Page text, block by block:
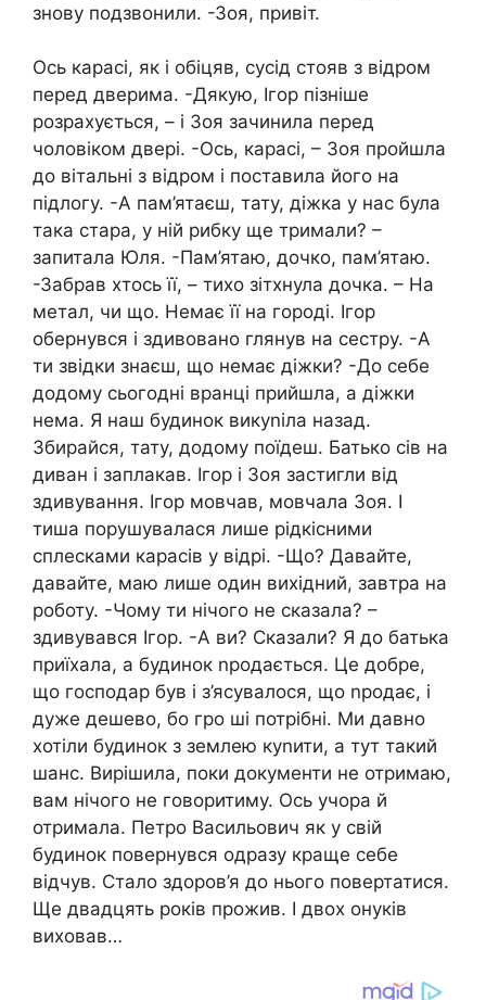
знову подзвонили. -Зоя, привіт.
Ось карасі, як і обіцяв, сусід стояв з відром
перед дверима. -Дякую, Ігор пізніше
розрахується, – і Зоя зачинила перед
чоловіком двері. -Ось, карасі, – Зоя пройшла
до вітальні з відром і поставила його на
підлогу. -А пам’ятаєш, тату, діжка у нас була
така стара, у ній рибку ще тримали? –
запитала Юля. -Пам’ятаю, дочко, пам’ятаю.
-Забрав хтось її, – тихо зітхнула дочка. – На
метал, чи що. Немає її на городі. Ігор
обернувся і здивовано глянув на сестру. -А
ти звідки знаєш, що немає діжки? -До себе
додому сьогодні вранці прийшла, а діжки
нема. Я наш будинок викуniла назад.
Збирайся, тату, додому поїдеш. Батько сів на
диван і заплакав. Ігор і Зоя застигли від
здивування. Ігор мовчав, мовчала Зоя. І
тиша порушувалася лише рідкісними
сплесками карасів у відрі. -Що? Давайте,
давайте, маю лише один вихідний, завтра на
роботу. -Чому ти нічого не сказала? –
здивувався Ігор. -А ви? Сказали? Я до батька
приїхала, а будинок nродається. Це добре,
що господар був і з’ясувалося, що nродає, і
дуже дешево, бо гро ші потрібні. Ми давно
хотіли будинок з землею куnити, а тут такий
шанс. Вирішила, поки документи не отримаю,
вам нічого не говоритиму. Ось учора й
отримала. Петро Васильович як у свій
будинок повернувся одразу краще себе
відчув. Стало здоров’я до нього повертатися.
Ще двадцять років прожив. І двох онуків
виховав…